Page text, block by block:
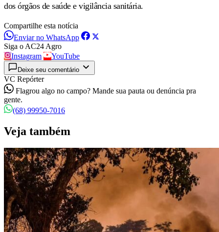
dos órgãos de saúde e vigilância sanitária.
Compartilhe esta notícia
Enviar no WhatsApp
Siga o AC24 Agro
Instagram
YouTube
Deixe seu comentário
VC Repórter
Flagrou algo no campo? Mande sua pauta ou denúncia pra
gente.
(68) 99950-7016
Veja também